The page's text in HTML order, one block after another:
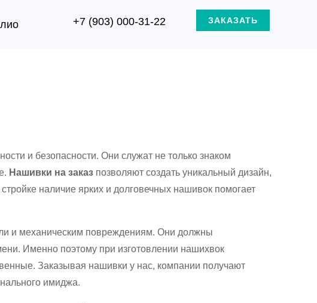
+7 (903) 000-31-22 ЗАКАЗАТЬ
и безопасности. Они служат не только знаком
Нашивки на заказ позволяют создать уникальный дизайн,
наличие ярких и долговечных нашивок помогает
и механическим повреждениям. Они должны
Именно поэтому при изготовлении нашихвок
Заказывая нашивки у нас, компании получают
имиджа.